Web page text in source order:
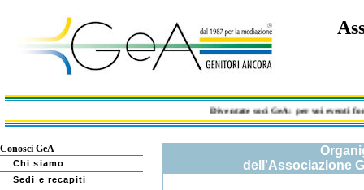
Diventate soci GeA: per voi eventi
Conosci GeA
Chi siamo
Sedi e recapiti
dell'Associazione